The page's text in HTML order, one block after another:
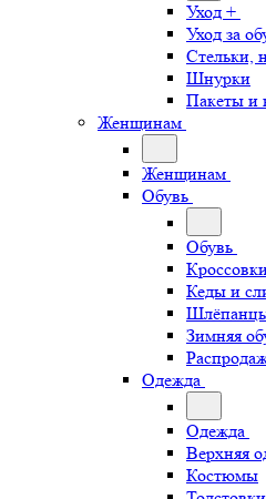
Уход +
Уход за
Стельки,
Шнурки
Пакеты и
Женщинам
Женщинам
Обувь
Обувь
Кеды и
Зимняя
Одежда
Одежда
Верхняя
Костюмы